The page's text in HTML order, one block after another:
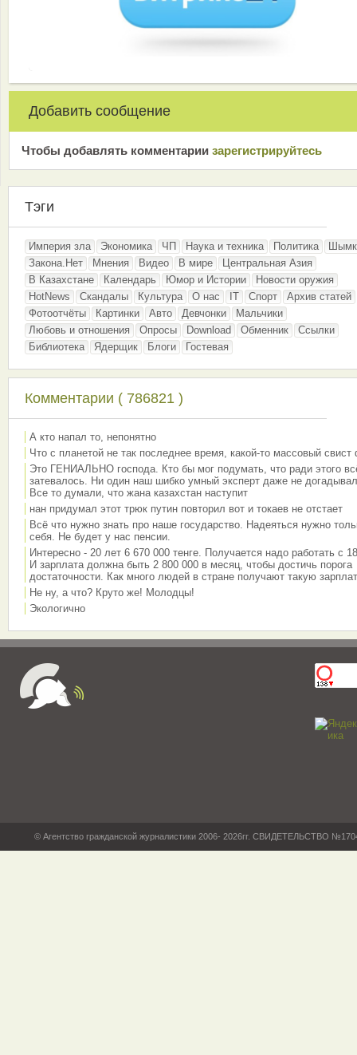
Добавить сообщение
Чтобы добавлять комментарии зарeгиcтрирyйтeсь
Тэги
Империя зла Экономика ЧП Наука и техника Политика
Закона.Нет
Мнения Видео В мире
Центральная Азия
В Казахстане
Календарь Юмор и Истории
Новости оружия
HotNews
Скандалы Культура О нас IT Спорт
Архив статей
Фотоотчёты
Картинки Авто Девчонки
Мальчики
Любовь и отношения
Опросы Download Обменник
Ссылки
Библиотека
Ядерщик Блоги Гостевая
Комментарии ( 786821 )
А кто напал то, непонятно
Что с планетой не так последнее время, какой-то массовый свист
Это ГЕНИАЛЬНО господа. Кто бы мог подумать, что ради этого
затевалось. Ни один наш шибко умный эксперт даже не
Все то думали, что жана казахстан наступит
нан придумал этот трюк путин повторил вот и токаев не отстает
Всё что нужно знать про наше государство. Надеяться нужно
себя. Не будет у нас пенсии.
Интересно - 20 лет 6 670 000 тенге. Получается надо работать с
И зарплата должна быть 2 800 000 в месяц, чтобы достичь порога
достаточности. Как много людей в стране получают такую
Не ну, а что? Круто же! Молодцы!
Экологично
© Агентство гражданской журналистики 2006- 2026гг. СВИДЕТЕЛЬСТВО